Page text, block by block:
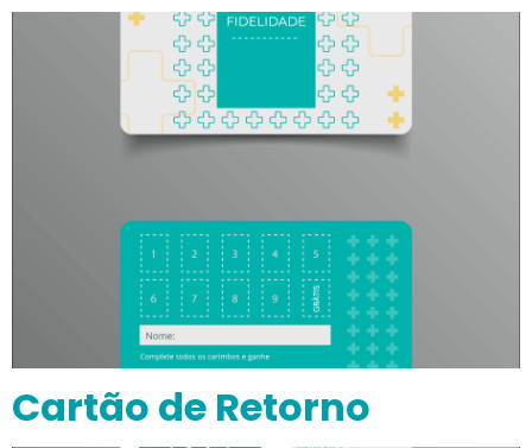
Cartão de Retorno